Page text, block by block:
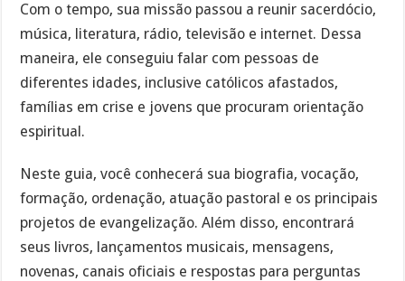
Com o tempo, sua missão passou a reunir sacerdócio,
música, literatura, rádio, televisão e internet. Dessa
maneira, ele conseguiu falar com pessoas de
diferentes idades, inclusive católicos afastados,
famílias em crise e jovens que procuram orientação
espiritual.
Neste guia, você conhecerá sua biografia, vocação,
formação, ordenação, atuação pastoral e os principais
projetos de evangelização. Além disso, encontrará
seus livros, lançamentos musicais, mensagens,
novenas, canais oficiais e respostas para perguntas